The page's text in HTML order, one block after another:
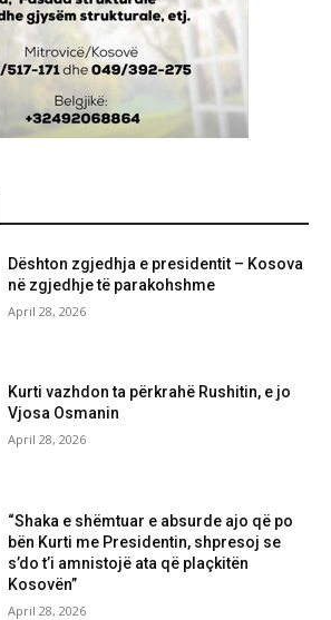
Dështon zgjedhja e presidentit – Kosova
në zgjedhje të parakohshme
April 28, 2026
Kurti vazhdon ta përkrahë Rushitin, e jo
Vjosa Osmanin
April 28, 2026
“Shaka e shëmtuar e absurde ajo që po
bën Kurti me Presidentin, shpresoj se
s’do t’i amnistojë ata që plaçkitën
Kosovën”
April 28, 2026